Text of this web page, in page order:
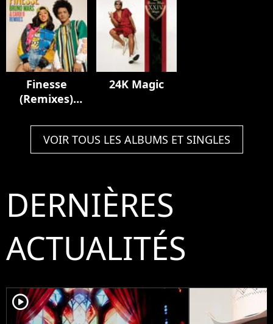
Finesse
(Remixes)
24K Magic
VOIR TOUS LES ALBUMS ET SINGLES
DERNIÈRES
ACTUALITÉS
player2